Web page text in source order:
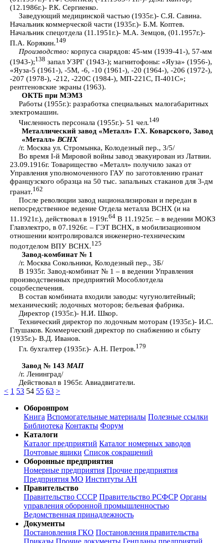
(12.1986г.)- Р.К. Сергиенко.
Заведующий медицинской частью (1935г.)- С.Я. Савина.
Начальник коммерческой части (1935г.)- Б.М. Коптев.
Начальник спецотдела (11.1951г.)- М.А. Земцов, (01.1957г.)-
П.А. Корякин.149
Производство: корпуса снарядов: 45-мм (1939-41-), 57-мм
(1943-);138 запал УЗРГ (1943-); магнитофоны: «Яуза» (1956-),
«Яуза-5 (1961-), -5М, -6, -10 (1961-), -20 (1964-), -206 (1972-),
-207 (1978-), -212, -220С (1984-), МП-221С, П-401С»;
рентгеновские экраны (1963).
ОКТБ при МЭМЗ
Работы (1955г.): разработка специальных малогабаритных
электромашин.
Численность персонала (1955г.)- 51 чел.149
Металлический завод «Металл» Г.Х. Коварского,Завод
«Металл» ВСНХ
/г. Москва ул. Стромынка, Колодезный пер., 3/5/
Во время I-й Мировой войны завод эвакуирован из Латвии.
23.09.1916г. Товарищество «Металл» получило заказ от
Управления уполномоченного ГАУ по заготовлению гранат
французского образца на 50 тыс. запальных стаканов для 3-дм
гранат.162
После революции завод национализирован и передан в
непосредственное ведение Отдела металла ВСНХ (и на
11.1921г.), действовал в 1919г.64 В 11.1925г. – в ведении МОКЗ
Главэлектро, в 07.1926г. – ГЭТ ВСНХ, в мобилизационном
отношении контролировался инженерно-техническим
подотделом ВПУ ВСНХ.125
Завод-комбинат № 1
/г. Москва Сокольники, Колодезный пер., 3Б/
В 1935г. Завод-комбинат № 1 – в ведении Управления
производственных предприятий Мособлотдела
соцобеспечения.
В состав комбината входили заводы: чугунолитейный;
механический; лодочных моторов; бельевая фабрика.
Директор (1935г.)- Н.И. Шкор.
Технический директор по лодочным моторам (1935г.)- И.С.
Глушаков. Коммерческий директор по снабжению и сбыту
(1935г.)- В.Д. Иванов.
Гл. бухгалтер (1935г.)- А.Н. Петров.179
Завод № 143 МАП
/г. Ленинград/
Действовал в 1965г. Авиадвигатели.
< 1 53 54 55 63 >
Оборонпром
Книга Вспомогательные материалы Полезные ссылки
Библиотека Контакты Форум
Каталоги
Каталог предприятий Каталог номерных заводов
Почтовые ящики Список сокращений
Оборонные предприятия
Номерные предприятия Прочие предприятия
Предприятия МО Институты АН
Правительство
Правительство СССР Правительство РСФСР Органы
управления оборонной промышленностью
Ведомственная принадлежность
Документы
Постановления ГКО Постановления правительства
Приказы Прочие документы Генпланы предприятий